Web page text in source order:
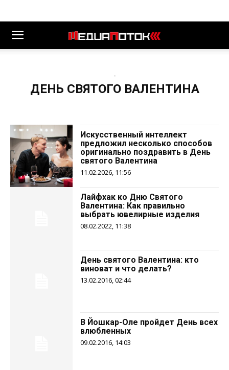
-
ДЕНЬ СВЯТОГО ВАЛЕНТИНА
Искусственный интеллект
предложил несколько способов
оригинально поздравить в День
святого Валентина
11.02.2026, 11:56
Лайфхак ко Дню Святого
Валентина: Как правильно
выбрать ювелирные изделия
08.02.2022, 11:38
День святого Валентина: кто
виноват и что делать?
13.02.2016, 02:44
В Йошкар-Оле пройдет День всех
влюбленных
09.02.2016, 14:03